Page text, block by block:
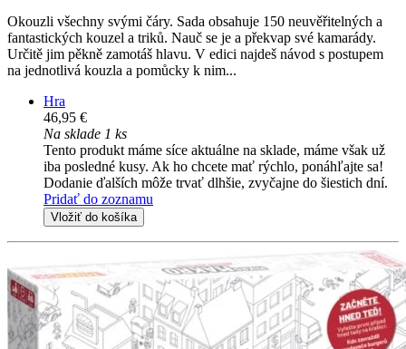
Okouzli všechny svými čáry. Sada obsahuje 150 neuvěřitelných a
fantastických kouzel a triků. Nauč se je a překvap své kamarády.
Určitě jim pěkně zamotáš hlavu. V edici najdeš návod s postupem
na jednotlivá kouzla a pomůcky k nim...
Hra
46,95 €
Na sklade 1 ks
Tento produkt máme síce aktuálne na sklade, máme však už
iba posledné kusy. Ak ho chcete mať rýchlo, ponáhľajte sa!
Dodanie ďalších môže trvať dlhšie, zvyčajne do šiestich dní.
Pridať do zoznamu
Vložiť do košíka